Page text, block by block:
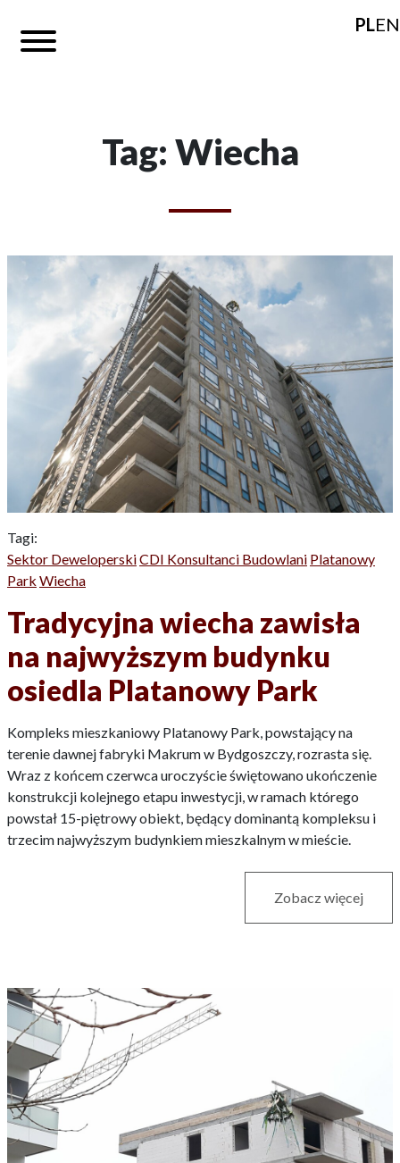
PLEN
Tag: Wiecha
Tagi:
Sektor DeweloperskiCDI Konsultanci Budowlani Platanowy
Park Wiecha
Tradycyjna wiecha zawisła
na najwyższym budynku
osiedla Platanowy Park
Kompleks mieszkaniowy Platanowy Park, powstający na
terenie dawnej fabryki Makrum w Bydgoszczy, rozrasta się.
Wraz z końcem czerwca uroczyście świętowano ukończenie
konstrukcji kolejnego etapu inwestycji, w ramach którego
powstał 15-piętrowy obiekt, będący dominantą kompleksu i
trzecim najwyższym budynkiem mieszkalnym w mieście.
Zobacz więcej